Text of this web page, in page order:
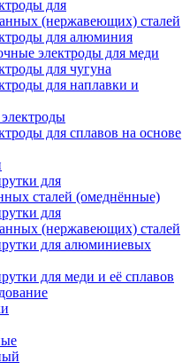
для
(нержавеющих) сталей
для алюминия
электроды для меди
для чугуна
для наплавки и
для сплавов на основе
для
сталей (омеднённые)
для
(нержавеющих) сталей
для алюминиевых
для меди и её сплавов